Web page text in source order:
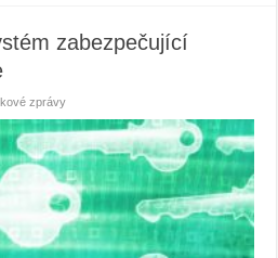
zabezpečující
zprávy